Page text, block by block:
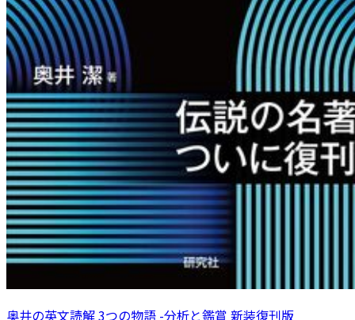
奥井の英文読解 3つの物語 -分析と鑑賞 新装復刊版